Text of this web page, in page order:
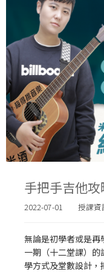
手把手吉他
2022-07-01 授課資
無論是初學者或是再
一期（十二堂課）的
學方式及堂數設計，